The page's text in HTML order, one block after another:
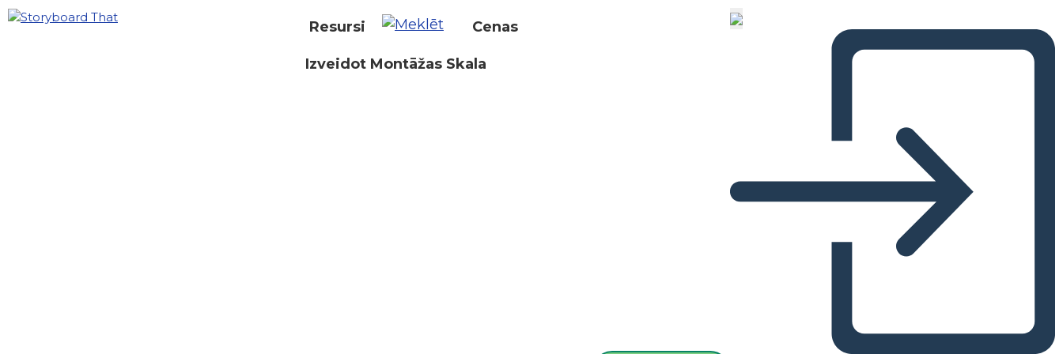
Resursi Cenas
Izveidot Montāžas Skala